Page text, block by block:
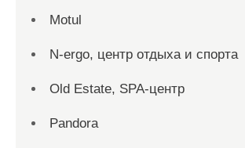
Motul
N-ergo, центр отдыха и спорта
Old Estate, SPA-центр
Pandora